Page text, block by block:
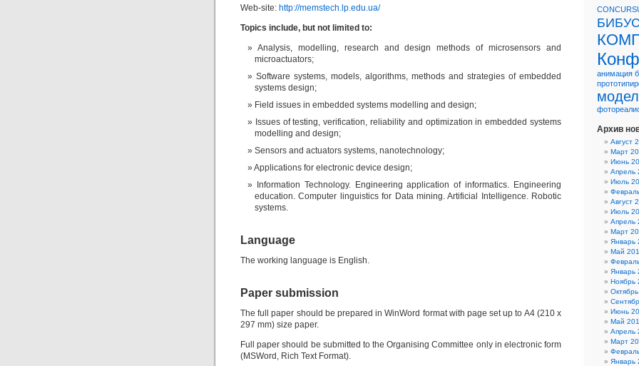
Web-site: http://memstech.lp.edu.ua/
Topics include, but not limited to:
Analysis, modelling, research and design methods of microsensors and
microactuators;
Software systems, models, algorithms, methods and strategies of embedded
systems design;
Field issues in embedded systems modelling and design;
Issues of testing, verification, reliability and optimization in embedded systems
modelling and design;
Sensors and actuators systems, nanotechnology;
Applications for electronic device design;
Information Technology. Engineering application of informatics. Engineering
education. Computer linguistics for Data mining. Artificial Intelligence. Robotic
systems.
Language
The working language is English.
Paper submission
The full paper should be prepared in WinWord format with page set up to A4 (210 x
297 mm) size paper.
Full paper should be submitted to the Organising Committee only in electronic form
(MSWord, Rich Text Format).
БИБУС
анимация
Архив
Август
Март
Июнь
Апрель
Июль
Август
Июль
Апрель
Март
Январь
Май
Январь
Ноябрь
Июнь
Май
Апрель
Март
Январь